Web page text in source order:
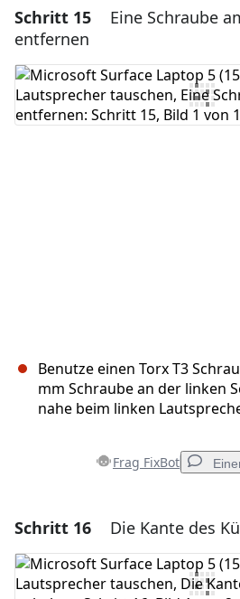
Einen Kommentar
Kommentar hinzufügen
Schritt 15
Eine Schraube
entfernen
Benutze einen Torx T3
mm Schraube an der linken
nahe beim linken
Frag FixBot
Einen Kommentar
Kommentar hinzufügen
Schritt 16 Die Kante des